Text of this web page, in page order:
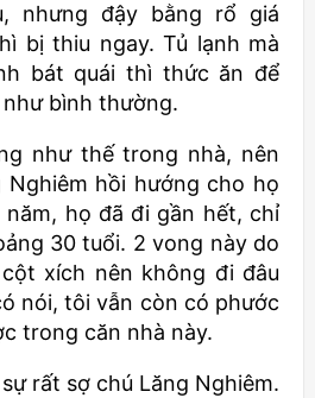
nhưng đậy bằng rổ giá
bị thiu ngay. Tủ lạnh mà
bát quái thì thức ăn để
bình thường.
như thế trong nhà, nên
hồi hướng cho họ
năm, họ đã đi gần hết, chỉ
30 tuổi. 2 vong này do
xích nên không đi đâu
nói, tôi vẫn còn có phước
trong căn nhà này.
rất sợ chú Lăng Nghiêm.